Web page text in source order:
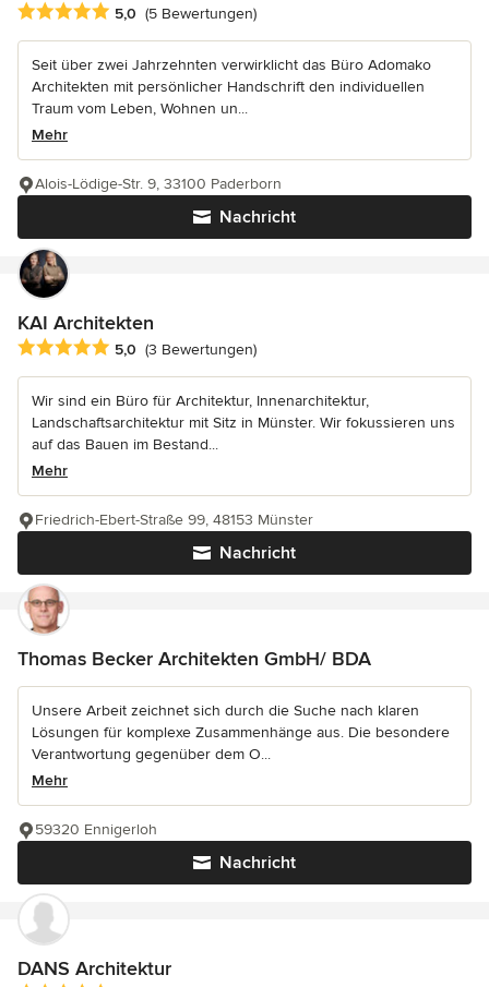
Durchschnittliche Bewertung: 5 von 5 Sternen
5,0 (5 Bewertungen)
Seit über zwei Jahrzehnten verwirklicht das Büro Adomako
Architekten mit persönlicher Handschrift den individuellen
Traum vom Leben, Wohnen un...
Mehr
Nachricht
Alois-Lödige-Str. 9, 33100 Paderborn
KAI Architekten
Durchschnittliche Bewertung: 5 von 5 Sternen
5,0 (3 Bewertungen)
Wir sind ein Büro für Architektur, Innenarchitektur,
Landschaftsarchitektur mit Sitz in Münster. Wir fokussieren uns
auf das Bauen im Bestand...
Mehr
Nachricht
Friedrich-Ebert-Straße 99, 48153 Münster
Thomas Becker Architekten GmbH/ BDA
Unsere Arbeit zeichnet sich durch die Suche nach klaren
Lösungen für komplexe Zusammenhänge aus. Die besondere
Verantwortung gegenüber dem O...
Mehr
Nachricht
59320 Ennigerloh
DANS Architektur